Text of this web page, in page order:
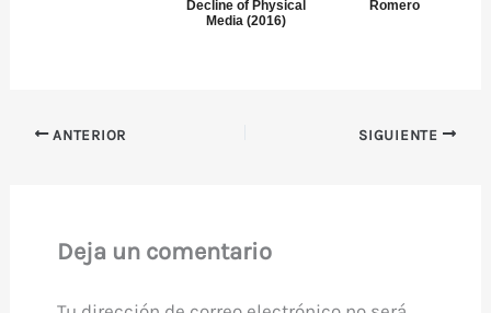
Decline of Physical
Media (2016)
Romero
ANTERIOR SIGUIENTE
Deja un comentario